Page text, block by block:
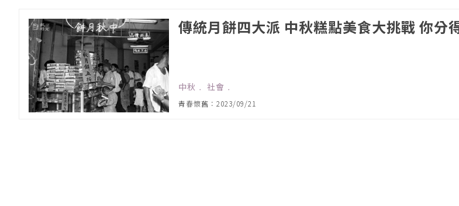
傳統月餅四大派 中秋糕點美食大挑戰 你分
中秋 ﹒ 社會 ﹒
青春懷舊：2023/09/21